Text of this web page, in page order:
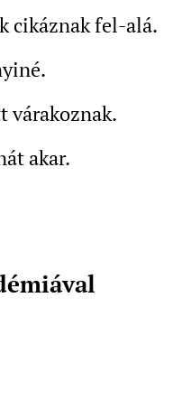
cikáznak fel-alá.
várakoznak.
akar.